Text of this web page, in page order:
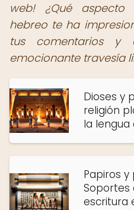
web! ¿Qué
hebreo te ha
tus comentarios y
emocionante travesía
Dioses y
religión
la lengua
Papiros y
Soportes
escritura